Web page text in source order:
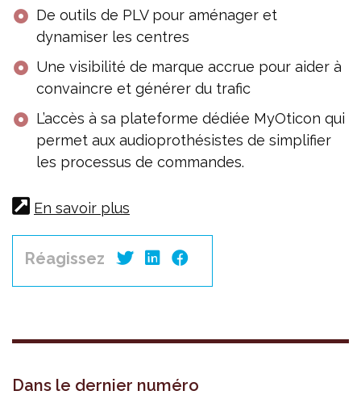
De outils de PLV pour aménager et
dynamiser les centres
Une visibilité de marque accrue pour aider à
convaincre et générer du trafic
L’accès à sa plateforme dédiée MyOticon qui
permet aux audioprothésistes de simplifier
les processus de commandes.
En savoir plus
Réagissez
Dans le dernier numéro